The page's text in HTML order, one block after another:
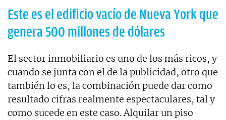
Este es el edificio vacío de Nueva York que
genera 500 millones de dólares
El sector inmobiliario es uno de los más ricos, y
cuando se junta con el de la publicidad, otro que
también lo es, la combinación puede dar como
resultado cifras realmente espectaculares, tal y
como sucede en este caso. Alquilar un piso